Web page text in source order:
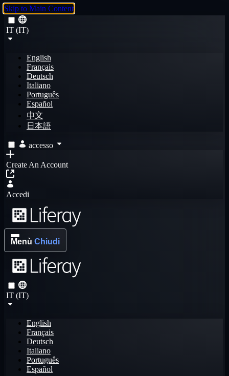
Skip to Main Content
IT (IT)
English
Français
Deutsch
Italiano
Português
Español
中文
日本語
accesso
Create An Account
Accedi
Menù Chiudi
IT (IT)
English
Français
Deutsch
Italiano
Português
Español